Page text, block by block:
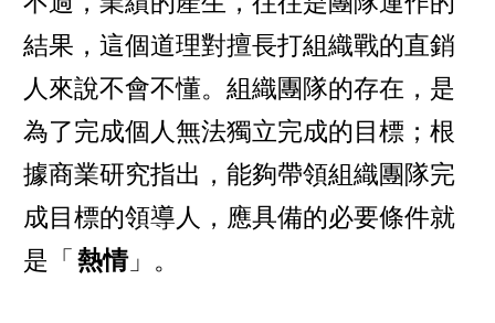
結果，這個道理對擅長打組織戰的直銷
人來說不會不懂。組織團隊的存在，是
為了完成個人無法獨立完成的目標；根
據商業研究指出，能夠帶領組織團隊完
成目標的領導人，應具備的必要條件就
是「 熱情」。